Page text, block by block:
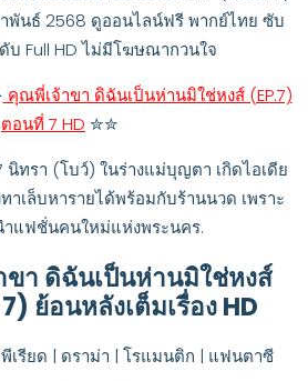
พันธ์ 2568 ดูออนไลน์ฟรี พากย์ไทย ซับ
บ Full HD ไม่มีโฆษณากวนใจ
คุณพี่เจ้าขา ดิฉันเป็นห่านมิใช่หงส์ (EP.7)
ตอนที่ 7 HD ✮✮
นิทรา (โบว์) ในร่างแม่บุญตา เกิดไอเดีย
าเล็บหารายได้พร้อมกับร้านนวด เพราะ
ำแฟชั่นคนใหม่แห่งพระนคร.
า ดิฉันเป็นห่านมิใช่หงส์
ย้อนหลังเต็มเรื่อง HD
เรียด | ดราม่า | โรแมนติก | แฟนตาซี